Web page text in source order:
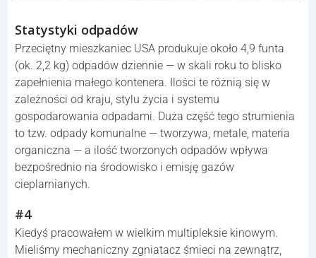
Statystyki odpadów
Przeciętny mieszkaniec USA produkuje około 4,9 funta
(ok. 2,2 kg) odpadów dziennie — w skali roku to blisko
zapełnienia małego kontenera. Ilości te różnią się w
zależności od kraju, stylu życia i systemu
gospodarowania odpadami. Duża część tego strumienia
to tzw. odpady komunalne — tworzywa, metale, materia
organiczna — a ilość tworzonych odpadów wpływa
bezpośrednio na środowisko i emisję gazów
cieplarnianych.
#4
Kiedyś pracowałem w wielkim multipleksie kinowym.
Mieliśmy mechaniczny zgniatacz śmieci na zewnątrz,